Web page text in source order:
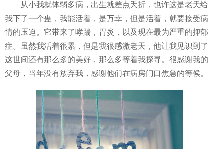
从小我就体弱多病，出生就差点夭折，也许这是老天给
我下了一个蛊，我能活着，是万幸，但是活着，就要接受病
情的压迫。它带来了哮踹，胃炎，以及现在最为严重的抑郁
症。虽然我活着很累，但是我很感激老天，他让我见识到了
这世间还有那么多的美好，那么多等着我探寻。很感谢我的
父母，当年没有放弃我，感谢他们在病房门口焦急的等候。